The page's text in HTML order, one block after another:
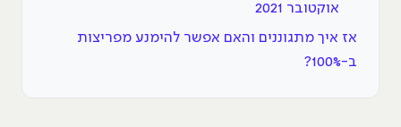
אוקטובר 2021
אז איך מתגוננים והאם אפשר להימנע מפריצות
ב-100%?